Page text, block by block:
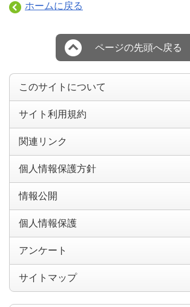
ホームに戻る
ページの先頭へ戻る
このサイトについて
サイト利用規約
関連リンク
個人情報保護方針
情報公開
個人情報保護
アンケート
サイトマップ